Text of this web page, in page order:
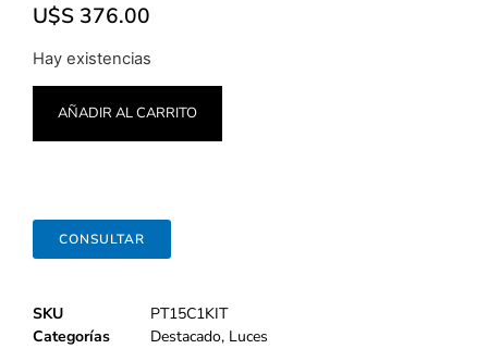
U$S 376.00
Hay existencias
AÑADIR AL CARRITO
CONSULTAR
SKU
PT15C1KIT
Categorías
Destacado, Luces